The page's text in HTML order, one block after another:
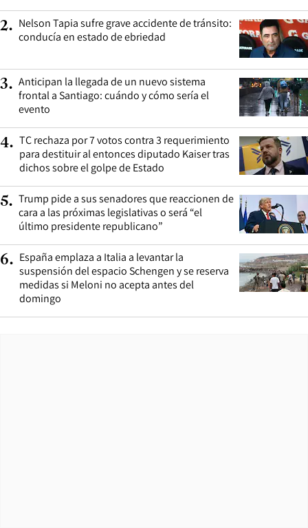
2. Nelson Tapia sufre grave accidente de tránsito:
conducía en estado de ebriedad
3. Anticipan la llegada de un nuevo sistema
frontal a Santiago: cuándo y cómo sería el
evento
4. TC rechaza por 7 votos contra 3 requerimiento
para destituir al entonces diputado Kaiser tras
dichos sobre el golpe de Estado
5. Trump pide a sus senadores que reaccionen de
cara a las próximas legislativas o será “el
último presidente republicano”
6. España emplaza a Italia a levantar la
suspensión del espacio Schengen y se reserva
medidas si Meloni no acepta antes del
domingo